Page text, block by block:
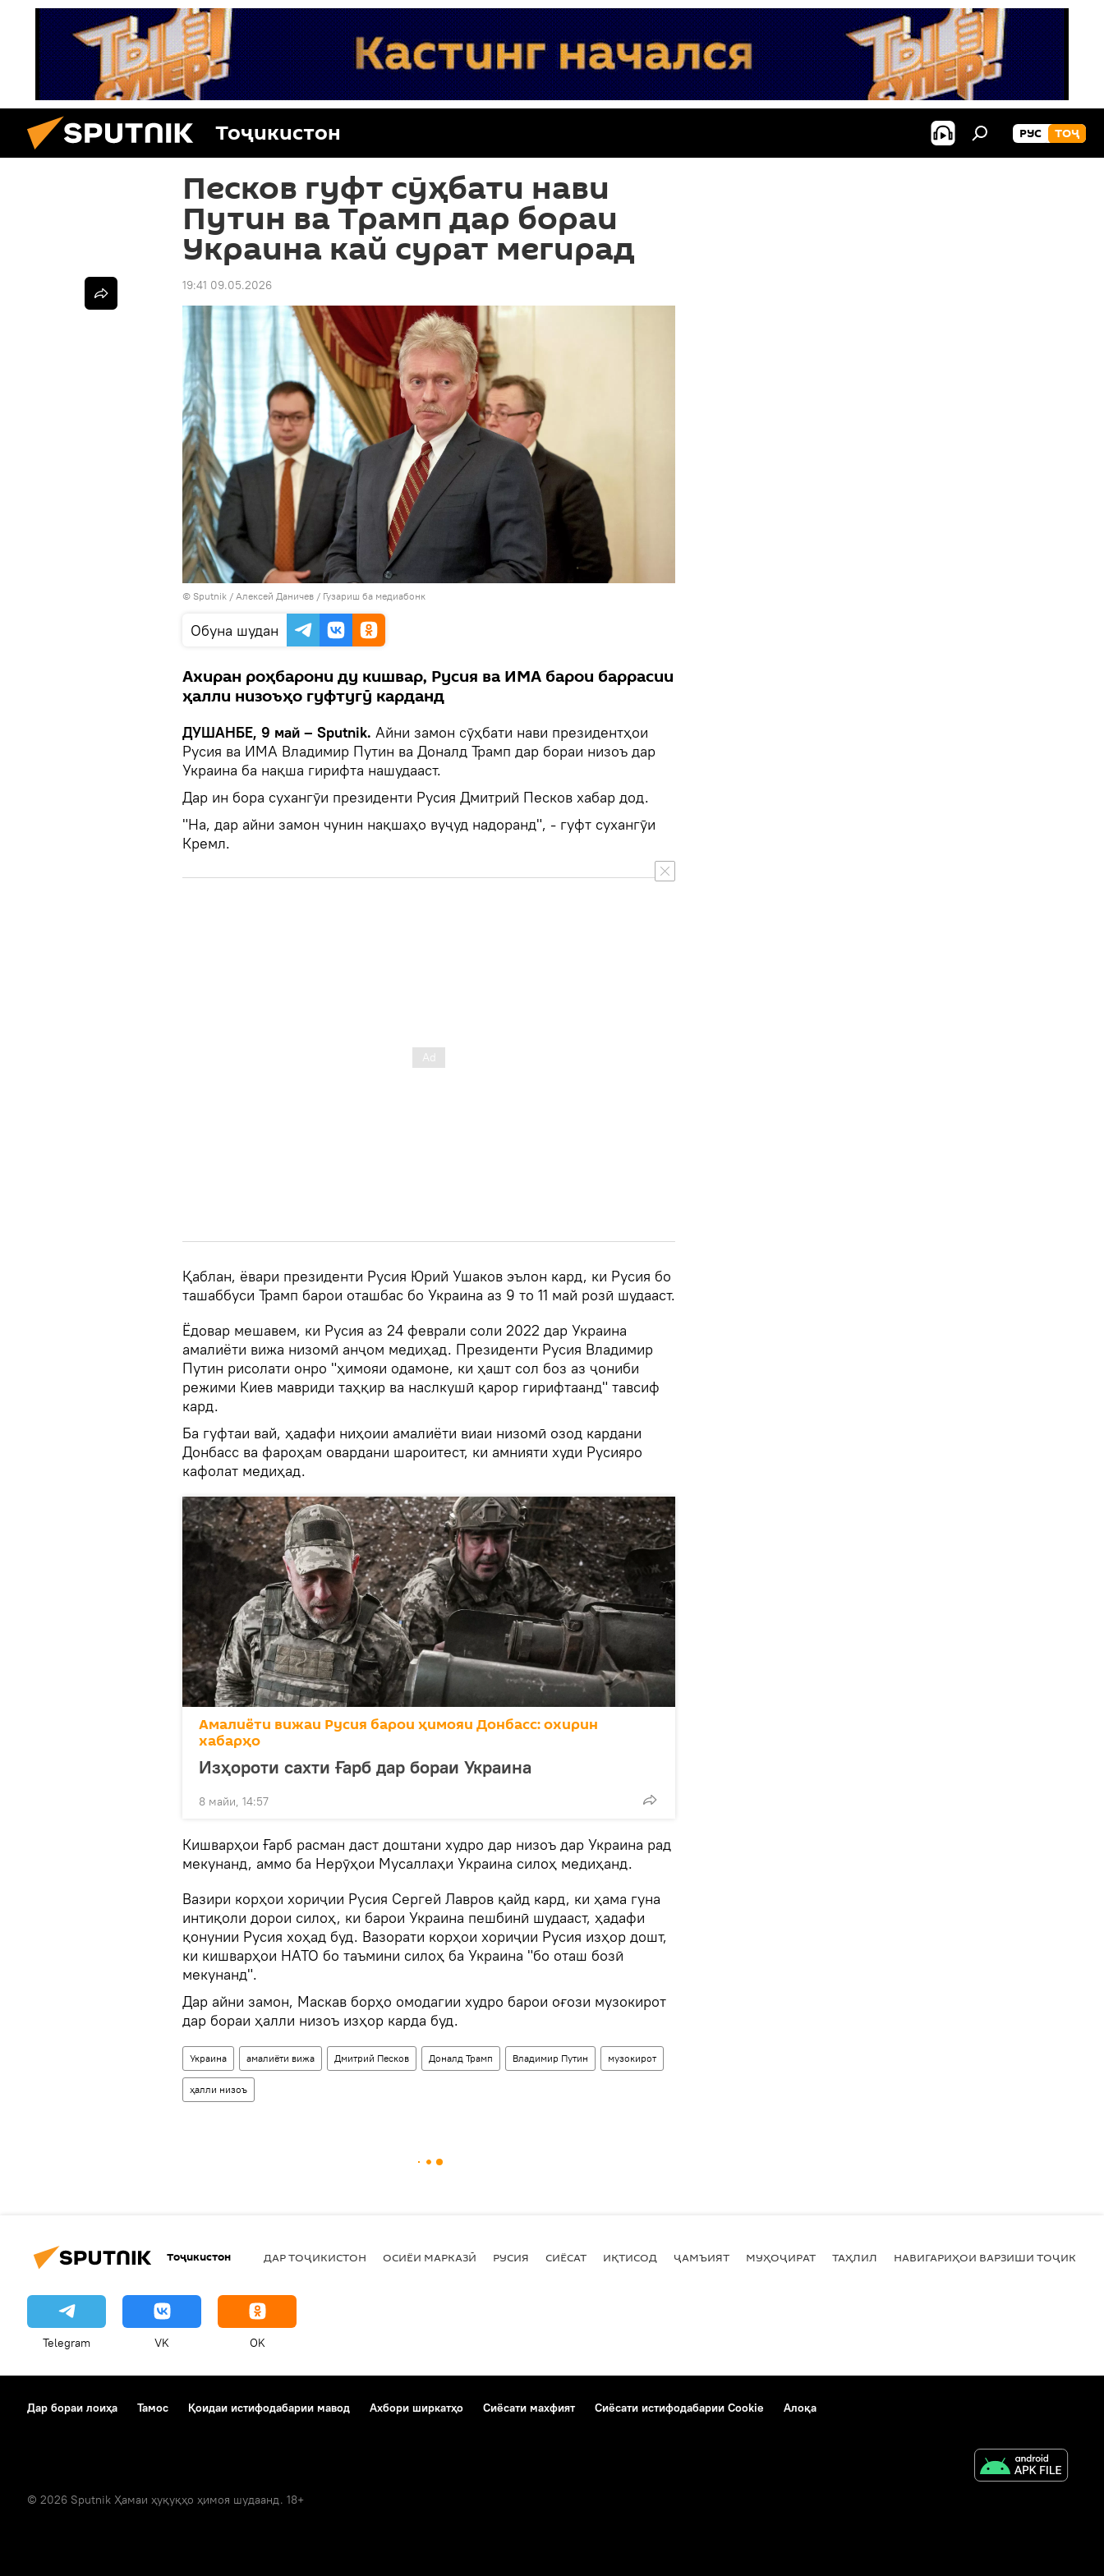
Тоҷикистон РУС ТОҶ
Песков гуфт сӯҳбати нави
Путин ва Трамп дар бораи
Украина кай сурат мегирад
19:41 09.05.2026
© Sputnik / Алексей Даничев / Гузариш ба медиабонк
Обуна шудан
Ахиран роҳбарони ду кишвар, Русия ва ИМА барои баррасии
ҳалли низоъҳо гуфтугӯ карданд
ДУШАНБЕ, 9 май – Sputnik. Айни замон сӯҳбати нави президентҳои
Русия ва ИМА Владимир Путин ва Доналд Трамп дар бораи низоъ дар
Украина ба нақша гирифта нашудааст.
Дар ин бора сухангӯи президенти Русия Дмитрий Песков хабар дод.
"На, дар айни замон чунин нақшаҳо вуҷуд надоранд", - гуфт сухангӯи
Кремл.
Қаблан, ёвари президенти Русия Юрий Ушаков эълон кард, ки Русия бо
ташаббуси Трамп барои оташбас бо Украина аз 9 то 11 май розӣ шудааст.
Ёдовар мешавем, ки Русия аз 24 феврали соли 2022 дар Украина
амалиёти вижа низомӣ анҷом медиҳад. Президенти Русия Владимир
Путин рисолати онро "ҳимояи одамоне, ки ҳашт сол боз аз ҷониби
режими Киев мавриди таҳқир ва наслкушӣ қарор гирифтаанд" тавсиф
кард.
Ба гуфтаи вай, ҳадафи ниҳоии амалиёти виаи низомӣ озод кардани
Донбасс ва фароҳам овардани шароитест, ки амнияти худи Русияро
кафолат медиҳад.
Амалиёти вижаи Русия барои ҳимояи Донбасс: охирин
хабарҳо
Изҳороти сахти Ғарб дар бораи Украина
8 майи, 14:57
Кишварҳои Ғарб расман даст доштани худро дар низоъ дар Украина рад
мекунанд, аммо ба Нерӯҳои Мусаллаҳи Украина силоҳ медиҳанд.
Вазири корҳои хориҷии Русия Сергей Лавров қайд кард, ки ҳама гуна
интиқоли дорои силоҳ, ки барои Украина пешбинӣ шудааст, ҳадафи
қонунии Русия хоҳад буд. Вазорати корҳои хориҷии Русия изҳор дошт,
ки кишварҳои НАТО бо таъмини силоҳ ба Украина "бо оташ бозӣ
мекунанд".
Дар айни замон, Маскав борҳо омодагии худро барои оғози музокирот
дар бораи ҳалли низоъ изҳор карда буд.
Украина амалиёти вижа Дмитрий Песков Доналд Трамп Владимир Путин музокирот
ҳалли низоъ
Тоҷикистон ДАР ТОҶИКИСТОН ОСИЁИ МАРКАЗӢ РУСИЯ СИЁСАТ ИҚТИСОД ҶАМЪИЯТ МУҲОҶИРАТ ТАҲЛИЛ НАВИГАРИҲОИ ВАРЗИШИ
Telegram VK OK
Дар бораи лоиҳа Тамос Қоидаи истифодабарии мавод Ахбори ширкатҳо Сиёсати махфият Сиёсати истифодабарии Cookie Алоқа
© 2026 Sputnik Ҳамаи ҳуқуқҳо ҳимоя шудаанд. 18+